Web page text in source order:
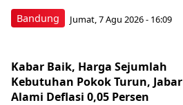
Bandung Jumat, 7 Agu 2026 - 16:09
Kabar Baik, Harga Sejumlah
Kebutuhan Pokok Turun, Jabar
Alami Deflasi 0,05 Persen